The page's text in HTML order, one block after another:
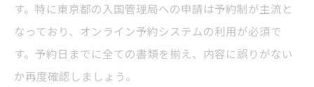
す。特に東京都の入国管理局への申請は予約制が主流と
なっており、オンライン予約システムの利用が必須で
す。予約日までに全ての書類を揃え、内容に誤りがない
か再度確認しましょう。